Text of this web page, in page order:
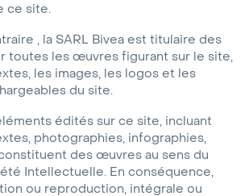
ce site.
, la SARL Bivea est titulaire des
toutes les œuvres figurant sur le site,
les images, les logos et les
du site.
édités sur ce site, incluant
photographies, infographies,
des œuvres au sens du
Intellectuelle. En conséquence,
ou reproduction, intégrale ou